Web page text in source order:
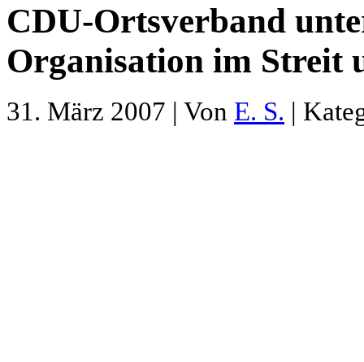
CDU-Ortsverband
Organisation im Streit
31. März 2007 | Von E. S. |